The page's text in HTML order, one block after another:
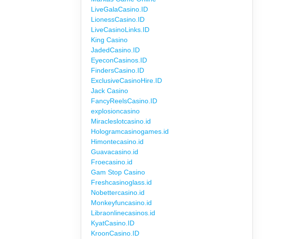
LiveGalaCasino.ID
LionessCasino.ID
LiveCasinoLinks.ID
King Casino
JadedCasino.ID
EyeconCasinos.ID
FindersCasino.ID
ExclusiveCasinoHire.ID
Jack Casino
FancyReelsCasino.ID
explosioncasino
Miracleslotcasino.id
Hologramcasinogames.id
Himontecasino.id
Guavacasino.id
Froecasino.id
Gam Stop Casino
Freshcasinoglass.id
Nobettercasino.id
Monkeyfuncasino.id
Libraonlinecasinos.id
KyatCasino.ID
KroonCasino.ID